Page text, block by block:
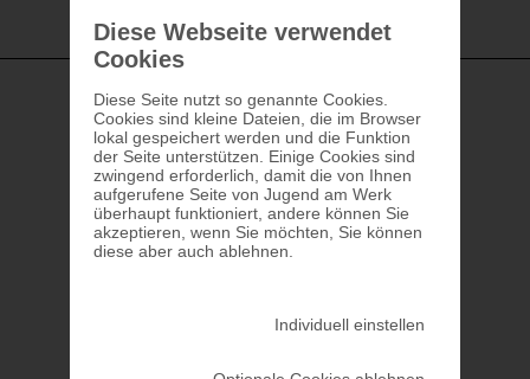
Diese Webseite verwendet
Cookies
Diese Seite nutzt so genannte Cookies.
Cookies sind kleine Dateien, die im Browser
lokal gespeichert werden und die Funktion
der Seite unterstützen. Einige Cookies sind
zwingend erforderlich, damit die von Ihnen
aufgerufene Seite von Jugend am Werk
überhaupt funktioniert, andere können Sie
akzeptieren, wenn Sie möchten, Sie können
diese aber auch ablehnen.
Individuell einstellen